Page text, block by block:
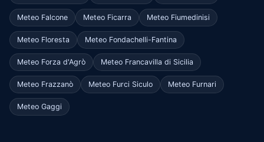
Meteo Falcone Meteo Ficarra Meteo Fiumedinisi
Meteo Floresta Meteo Fondachelli-Fantina
Meteo Forza d'Agrò Meteo Francavilla di Sicilia
Meteo Frazzanò Meteo Furci Siculo Meteo Furnari
Meteo Gaggi